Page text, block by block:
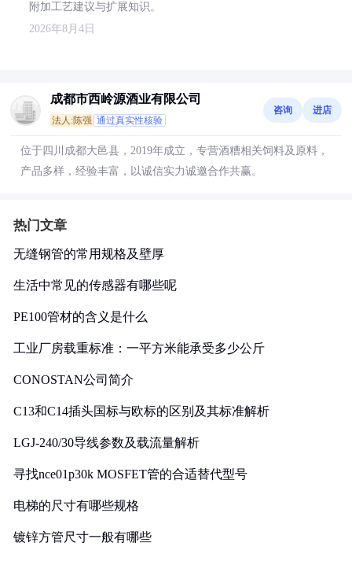
附加工艺建议与扩展知识。
2026年8月4日
成都市西岭源酒业有限公司
法人:陈强 通过真实性核验
咨询 进店
位于四川成都大邑县，2019年成立，专营酒糟相关饲料及原料，
产品多样，经验丰富，以诚信实力诚邀合作共赢。
热门文章
无缝钢管的常用规格及壁厚
生活中常见的传感器有哪些呢
PE100管材的含义是什么
工业厂房载重标准：一平方米能承受多少公斤
CONOSTAN公司简介
C13和C14插头国标与欧标的区别及其标准解析
LGJ-240/30导线参数及载流量解析
寻找nce01p30k MOSFET管的合适替代型号
电梯的尺寸有哪些规格
镀锌方管尺寸一般有哪些